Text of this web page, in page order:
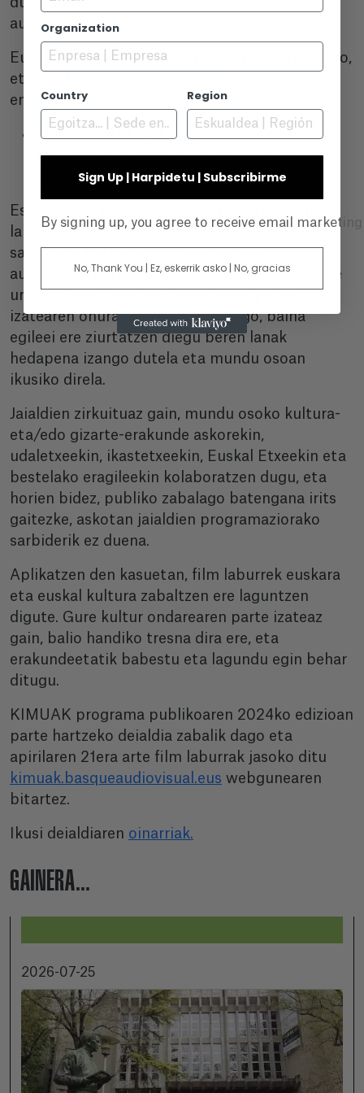
dugu, bertaratutako programatzaileei
aurkezteko.
Euskal zinema nazioartean ondo baloratua dago,
eta ezinbestekoa da oinarritik ikusgarritasuna
ematea.
Zein laguntza mota jasotzen dute Kimuak
programan parte hartzeko hautatutako
euskal zinemagile eta ekoizleek?
Esan bezala, Kimuak izenpean jasotako film
laburrek harrera ona dute nazioarteko jaialdien
sare zabal batean, eta horietako asko
aukeraketa berri bakoitza jasotzeko zain daude
urtero. Beraz, kalitate-zigilu baten parte
izatearen onura "ikusezin" hau dago, baina
egileei ere ziurtatzen diegu beren lanak
hedapena izango dutela eta mundu osoan
ikusiko direla.
Jaialdien zirkuituaz gain, mundu osoko kultura-
eta/edo gizarte-erakunde askorekin,
udaletxeekin, ikastetxeekin, Euskal Etxeekin eta
bestelako eragileekin kolaboratzen dugu, eta
horien bidez, publiko zabalago batengana irits
gaitezke, askotan jaialdien programaziorako
sarbiderik ez duena.
Aplikatzen den kasuetan, film laburrek euskara
eta euskal kultura zabaltzen ere laguntzen
digute. Gure kultur ondarearen parte izateaz
gain, balio handiko tresna dira ere, eta
erakundeetatik babestu eta lagundu egin behar
ditugu.
KIMUAK programa publikoaren 2024ko edizioan
parte hartzeko deialdia zabalik dago eta
apirilaren 21era arte film laburrak jasoko ditu
kimuak.basqueaudiovisual.eus webgunearen
bitartez.
Ikusi deialdiaren oinarriak.
GAINERA...
2026-07-25
Organization
Country Region
Sign Up | Harpidetu | Subscribirme
By signing up, you agree to receive email
No, Thank You | Ez, eskerrik asko | No, gracias